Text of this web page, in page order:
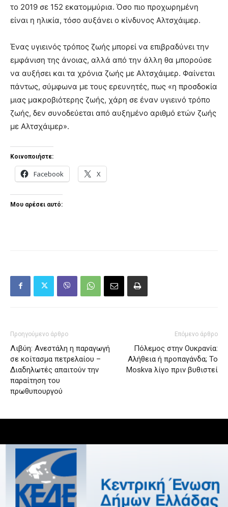
το 2019 σε 152 εκατομμύρια. Όσο πιο προχωρημένη
είναι η ηλικία, τόσο αυξάνει ο κίνδυνος Αλτσχάιμερ.
Ένας υγιεινός τρόπος ζωής μπορεί να επιβραδύνει την
εμφάνιση της άνοιας, αλλά από την άλλη θα μπορούσε
να αυξήσει και τα χρόνια ζωής με Αλτσχάιμερ. Φαίνεται
πάντως, σύμφωνα με τους ερευνητές, πως «η προσδοκία
μιας μακροβιότερης ζωής, χάρη σε έναν υγιεινό τρόπο
ζωής, δεν συνοδεύεται από αυξημένο αριθμό ετών ζωής
με Αλτσχάιμερ».
Κοινοποιήστε:
Facebook X
Μου αρέσει αυτό:
Προηγούμενο άρθρο
Λιβύη: Ανεστάλη η παραγωγή
σε κοίτασμα πετρελαίου –
Διαδηλωτές απαιτούν την
παραίτηση του
πρωθυπουργού
Επόμενο άρθρο
Πόλεμος στην Ουκρανία:
Αλήθεια ή προπαγάνδα; Το
Moskva λίγο πριν βυθιστεί